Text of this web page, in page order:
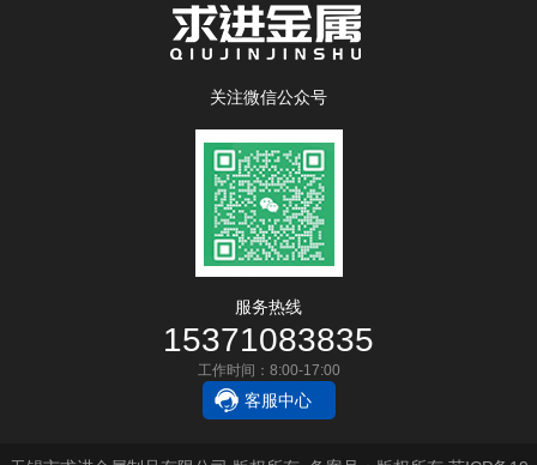
关注微信公众号
服务热线
15371083835
工作时间：8:00-17:00
客服中心